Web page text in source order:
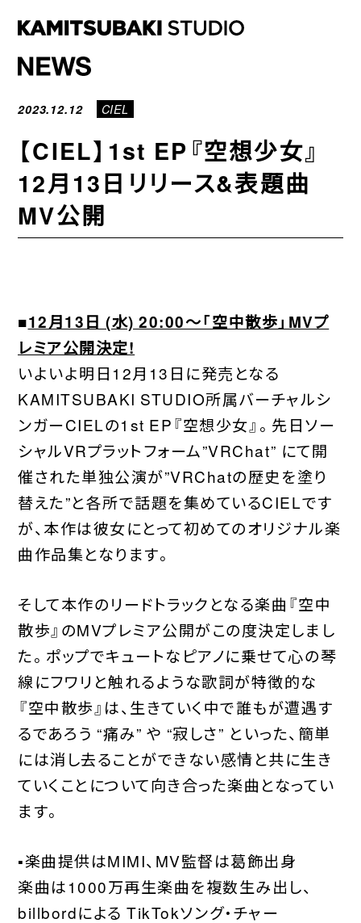
NEWS
STATEMENT
LIVE/EVENT
MEDIA
ARTIST
STORE
PROJECT
WORDS
CONTACT
JOIN
2023.12.12 CIEL
【CIEL】1st EP『空想少女』
12月13日リリース&表題曲
MV公開
■12月13日 (水) 20:00〜「空中散歩」MVプ
レミア公開決定!
いよいよ明日12月13日に発売となる
KAMITSUBAKI STUDIO所属バーチャルシ
ンガーCIELの1st EP『空想少女』。先日ソー
シャルVRプラットフォーム”VRChat” にて開
催された単独公演が”VRChatの歴史を塗り
替えた”と各所で話題を集めているCIELです
が、本作は彼女にとって初めてのオリジナル楽
曲作品集となります。
そして本作のリードトラックとなる楽曲『空中
散歩』のMVプレミア公開がこの度決定しまし
た。ポップでキュートなピアノに乗せて心の琴
線にフワリと触れるような歌詞が特徴的な
『空中散歩』は、生きていく中で誰もが遭遇す
るであろう “痛み” や “寂しさ” といった、簡単
には消し去ることができない感情と共に生き
ていくことについて向き合った楽曲となってい
ます。
▪︎楽曲提供はMIMI、MV監督は葛飾出身
楽曲は1000万再生楽曲を複数生み出し、
billbordによる TikTokソング・チャー